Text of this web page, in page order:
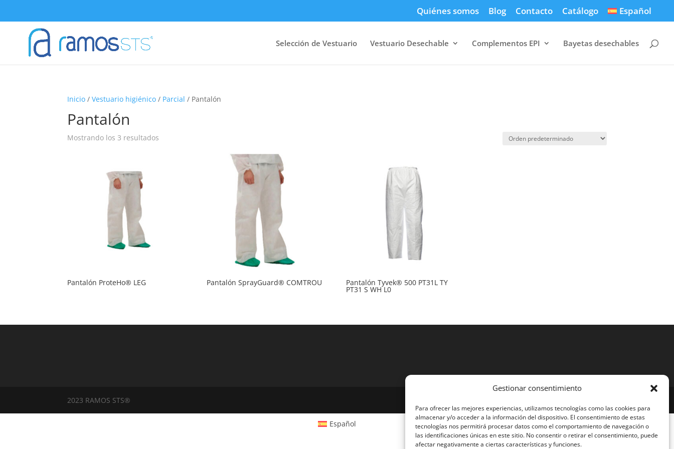
Gestionar consentimiento
Para ofrecer las mejores experiencias, utilizamos tecnologías como las cookies para
almacenar y/o acceder a la información del dispositivo. El consentimiento de estas
tecnologías nos permitirá procesar datos como el comportamiento de navegación o
las identificaciones únicas en este sitio. No consentir o retirar el consentimiento, puede
afectar negativamente a ciertas características y funciones.
Quiénes somos Blog Contacto Catálogo Español
Selección de Vestuario Vestuario Desechable Complementos EPI Bayetas desechables
Inicio /Vestuario higiénico / Parcial / Pantalón
Pantalón
Mostrando los 3 resultados
Pantalón ProteHo® LEG Pantalón SprayGuard® COMTROU Pantalón Tyvek® 500 PT31L TY
PT31 S WH L0
2023 RAMOS STS®
Español